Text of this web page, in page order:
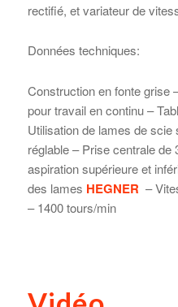
rectifié, et variateur de
Données techniques:
Construction en fonte grise
pour travail en continu –
Utilisation de lames de
réglable – Prise centrale
aspiration supérieure et
des lames HEGNER –
– 1400 tours/min